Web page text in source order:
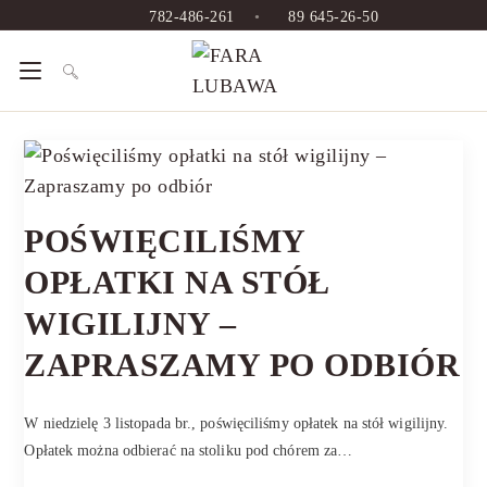
782-486-261 • 89 645-26-50
POŚWIĘCILIŚMY
OPŁATKI NA STÓŁ
WIGILIJNY –
ZAPRASZAMY PO ODBIÓR
W niedzielę 3 listopada br., poświęciliśmy opłatek na stół wigilijny.
Opłatek można odbierać na stoliku pod chórem za…